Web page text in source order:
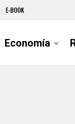
E-BOOK
Economía